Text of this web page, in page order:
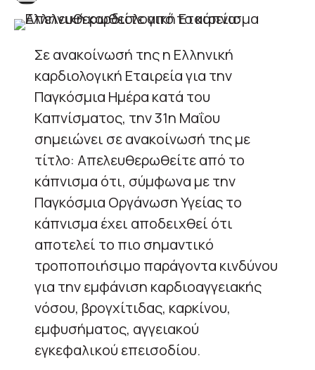
Σε ανακοίνωσή της η Ελληνική
καρδιολογική Εταιρεία για την
Παγκόσμια Ημέρα κατά του
Καπνίσματος, την 31η Μαΐου
σημειώνει σε ανακοίνωσή της με
τίτλο: Απελευθερωθείτε από το
κάπνισμα ότι, σύμφωνα με την
Παγκόσμια Οργάνωση Υγείας το
κάπνισμα έχει αποδειχθεί ότι
αποτελεί το πιο σημαντικό
τροποποιήσιμο παράγοντα κινδύνου
για την εμφάνιση καρδιοαγγειακής
νόσου, βρογχίτιδας, καρκίνου,
εμφυσήματος, αγγειακού
εγκεφαλικού επεισοδίου.